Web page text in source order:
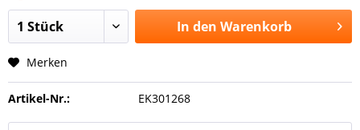
In den Warenkorb
Merken
Artikel-Nr.: EK301268